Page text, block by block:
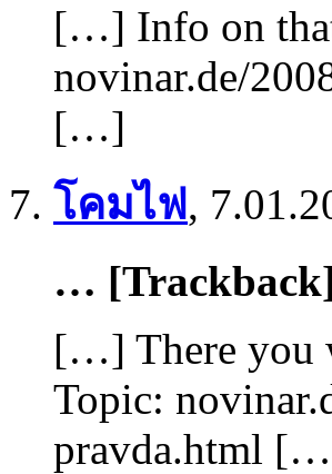
[…] Info on
novinar.de/
[…]
โคมไฟ,
…
[…] There you
Topic:
pravda.html